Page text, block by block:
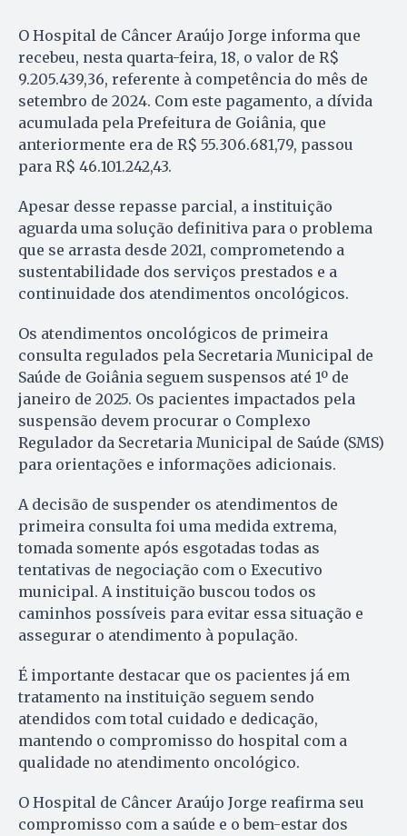
O Hospital de Câncer Araújo Jorge informa que
recebeu, nesta quarta-feira, 18, o valor de R$
9.205.439,36, referente à competência do mês de
setembro de 2024. Com este pagamento, a dívida
acumulada pela Prefeitura de Goiânia, que
anteriormente era de R$ 55.306.681,79, passou
para R$ 46.101.242,43.
Apesar desse repasse parcial, a instituição
aguarda uma solução definitiva para o problema
que se arrasta desde 2021, comprometendo a
sustentabilidade dos serviços prestados e a
continuidade dos atendimentos oncológicos.
Os atendimentos oncológicos de primeira
consulta regulados pela Secretaria Municipal de
Saúde de Goiânia seguem suspensos até 1º de
janeiro de 2025. Os pacientes impactados pela
suspensão devem procurar o Complexo
Regulador da Secretaria Municipal de Saúde (SMS)
para orientações e informações adicionais.
A decisão de suspender os atendimentos de
primeira consulta foi uma medida extrema,
tomada somente após esgotadas todas as
tentativas de negociação com o Executivo
municipal. A instituição buscou todos os
caminhos possíveis para evitar essa situação e
assegurar o atendimento à população.
É importante destacar que os pacientes já em
tratamento na instituição seguem sendo
atendidos com total cuidado e dedicação,
mantendo o compromisso do hospital com a
qualidade no atendimento oncológico.
O Hospital de Câncer Araújo Jorge reafirma seu
compromisso com a saúde e o bem-estar dos